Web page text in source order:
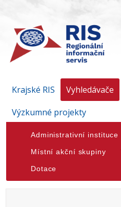
Krajské RIS Vyhledávače
Výzkumné projekty
Administrativní instituce
Místní akční skupiny
Dotace